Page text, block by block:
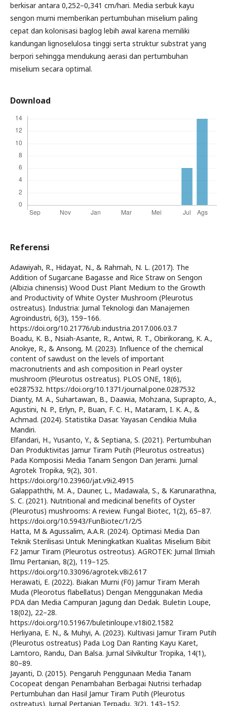
berkisar antara 0,252–0,341 cm/hari. Media serbuk kayu
sengon murni memberikan pertumbuhan miselium paling
cepat dan kolonisasi baglog lebih awal karena memiliki
kandungan lignoselulosa tinggi serta struktur substrat yang
berpori sehingga mendukung aerasi dan pertumbuhan
miselium secara optimal.
Download
Referensi
Adawiyah, R., Hidayat, N., & Rahmah, N. L. (2017). The
Addition of Sugarcane Bagasse and Rice Straw on Sengon
(Albizia chinensis) Wood Dust Plant Medium to the Growth
and Productivity of White Oyster Mushroom (Pleurotus
ostreatus). Industria: Jurnal Teknologi dan Manajemen
Agroindustri, 6(3), 159–166.
https://doi.org/10.21776/ub.industria.2017.006.03.7
Boadu, K. B., Nsiah-Asante, R., Antwi, R. T., Obirikorang, K. A.,
Anokye, R., & Ansong, M. (2023). Influence of the chemical
content of sawdust on the levels of important
macronutrients and ash composition in Pearl oyster
mushroom (Pleurotus ostreatus). PLOS ONE, 18(6),
e0287532. https://doi.org/10.1371/journal.pone.0287532
Dianty, M. A., Suhartawan, B., Daawia, Mohzana, Suprapto, A.,
Agustini, N. P., Erlyn, P., Buan, F. C. H., Mataram, I. K. A., &
Achmad. (2024). Statistika Dasar. Yayasan Cendikia Mulia
Mandiri.
Elfandari, H., Yusanto, Y., & Septiana, S. (2021). Pertumbuhan
Dan Produktivitas Jamur Tiram Putih (Pleurotus ostreatus)
Pada Komposisi Media Tanam Sengon Dan Jerami. Jurnal
Agrotek Tropika, 9(2), 301.
https://doi.org/10.23960/jat.v9i2.4915
Galappaththi, M. A., Dauner, L., Madawala, S., & Karunarathna,
S. C. (2021). Nutritional and medicinal benefits of Oyster
(Pleurotus) mushrooms: A review. Fungal Biotec, 1(2), 65–87.
https://doi.org/10.5943/FunBiotec/1/2/5
Hatta, M & Agussalim, A.A.R. (2024). Optimasi Media Dan
Teknik Sterilisasi Untuk Meningkatkan Kualitas Miselium Bibit
F2 Jamur Tiram (Pleurotus ostreotus). AGROTEK: Jurnal Ilmiah
Ilmu Pertanian, 8(2), 119–125.
https://doi.org/10.33096/agrotek.v8i2.617
Herawati, E. (2022). Biakan Murni (F0) Jamur Tiram Merah
Muda (Pleorotus flabellatus) Dengan Menggunakan Media
PDA dan Media Campuran Jagung dan Dedak. Buletin Loupe,
18(02), 22–28.
https://doi.org/10.51967/buletinloupe.v18i02.1582
Herliyana, E. N., & Muhyi, A. (2023). Kultivasi Jamur Tiram Putih
(Pleurotus ostreatus) Pada Log Dan Ranting Kayu Karet,
Lamtoro, Randu, Dan Balsa. Jurnal Silvikultur Tropika, 14(1),
80–89.
Jayanti, D. (2015). Pengaruh Penggunaan Media Tanam
Cocopeat dengan Penambahan Berbagai Nutrisi terhadap
Pertumbuhan dan Hasil Jamur Tiram Putih (Pleurotus
ostreatus). Jurnal Pertanian Terpadu, 3(2), 143–152.